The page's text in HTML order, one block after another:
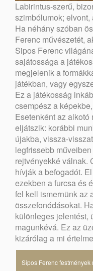
Labirintus-szerű,
szimbólumok;
Ha néhány szóban
Ferenc művészetét,
Sipos Ferenc
sajátossága a
megjelenik a
játékban, vagy
Ez a játékosság
csempész a
Esetenként az
eljátszik: korábbi
újakba, vissza-
legfrissebb
rejtvényekké válnak.
hívják a befogadót.
ezekben a furcsa és
fel kell ismernünk az
összefonódásokat.
különleges jelentést,
magunkévá. Ez az
kizárólag a mi
Sipos Ferenc festmények